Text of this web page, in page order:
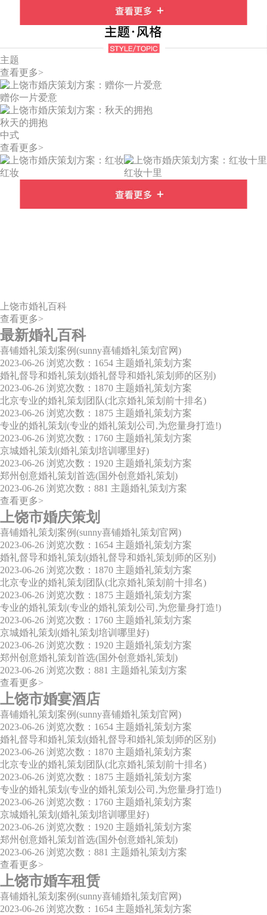
主题
查看更多>
赠你一片爱意
秋天的拥抱
中式
查看更多>
红妆 红妆十里
上饶市婚礼百科
查看更多>
最新婚礼百科
喜铺婚礼策划案例(sunny喜铺婚礼策划官网)
2023-06-26 浏览次数：1654 主题婚礼策划方案
婚礼督导和婚礼策划(婚礼督导和婚礼策划师的区别)
2023-06-26 浏览次数：1870 主题婚礼策划方案
北京专业的婚礼策划团队(北京婚礼策划前十排名)
2023-06-26 浏览次数：1875 主题婚礼策划方案
专业的婚礼策划(专业的婚礼策划公司,为您量身打造!)
2023-06-26 浏览次数：1760 主题婚礼策划方案
京城婚礼策划(婚礼策划培训哪里好)
2023-06-26 浏览次数：1920 主题婚礼策划方案
郑州创意婚礼策划首选(国外创意婚礼策划)
2023-06-26 浏览次数：881 主题婚礼策划方案
查看更多>
上饶市婚庆策划
喜铺婚礼策划案例(sunny喜铺婚礼策划官网)
2023-06-26 浏览次数：1654 主题婚礼策划方案
婚礼督导和婚礼策划(婚礼督导和婚礼策划师的区别)
2023-06-26 浏览次数：1870 主题婚礼策划方案
北京专业的婚礼策划团队(北京婚礼策划前十排名)
2023-06-26 浏览次数：1875 主题婚礼策划方案
专业的婚礼策划(专业的婚礼策划公司,为您量身打造!)
2023-06-26 浏览次数：1760 主题婚礼策划方案
京城婚礼策划(婚礼策划培训哪里好)
2023-06-26 浏览次数：1920 主题婚礼策划方案
郑州创意婚礼策划首选(国外创意婚礼策划)
2023-06-26 浏览次数：881 主题婚礼策划方案
查看更多>
上饶市婚宴酒店
喜铺婚礼策划案例(sunny喜铺婚礼策划官网)
2023-06-26 浏览次数：1654 主题婚礼策划方案
婚礼督导和婚礼策划(婚礼督导和婚礼策划师的区别)
2023-06-26 浏览次数：1870 主题婚礼策划方案
北京专业的婚礼策划团队(北京婚礼策划前十排名)
2023-06-26 浏览次数：1875 主题婚礼策划方案
专业的婚礼策划(专业的婚礼策划公司,为您量身打造!)
2023-06-26 浏览次数：1760 主题婚礼策划方案
京城婚礼策划(婚礼策划培训哪里好)
2023-06-26 浏览次数：1920 主题婚礼策划方案
郑州创意婚礼策划首选(国外创意婚礼策划)
2023-06-26 浏览次数：881 主题婚礼策划方案
查看更多>
上饶市婚车租赁
喜铺婚礼策划案例(sunny喜铺婚礼策划官网)
2023-06-26 浏览次数：1654 主题婚礼策划方案